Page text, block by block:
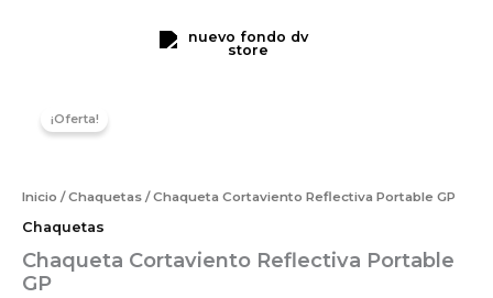
¡Oferta!
Inicio /Chaquetas / Chaqueta Cortaviento Reflectiva Portable GP
Chaquetas
Chaqueta Cortaviento Reflectiva Portable
GP
$46,000.$38,000.
Cortaviento
Reflectiva
cantidad